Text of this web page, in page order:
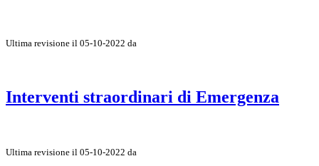
Ultima revisione il 05-10-2022 da
Interventi straordinari di Emergenza
Ultima revisione il 05-10-2022 da